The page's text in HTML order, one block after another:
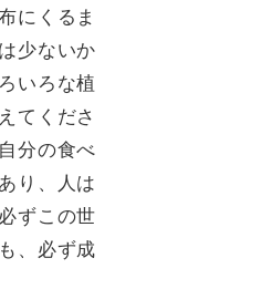
にくるま
少ないか
いろな植
てくださ
分の食べ
り、人は
ずこの世
、必ず成